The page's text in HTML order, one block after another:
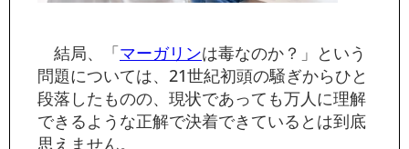
結局、「マーガリンは毒なのか？」という
問題については、21世紀初頭の騒ぎからひと
段落したものの、現状であっても万人に理解
できるような正解で決着できているとは到底
思えません。